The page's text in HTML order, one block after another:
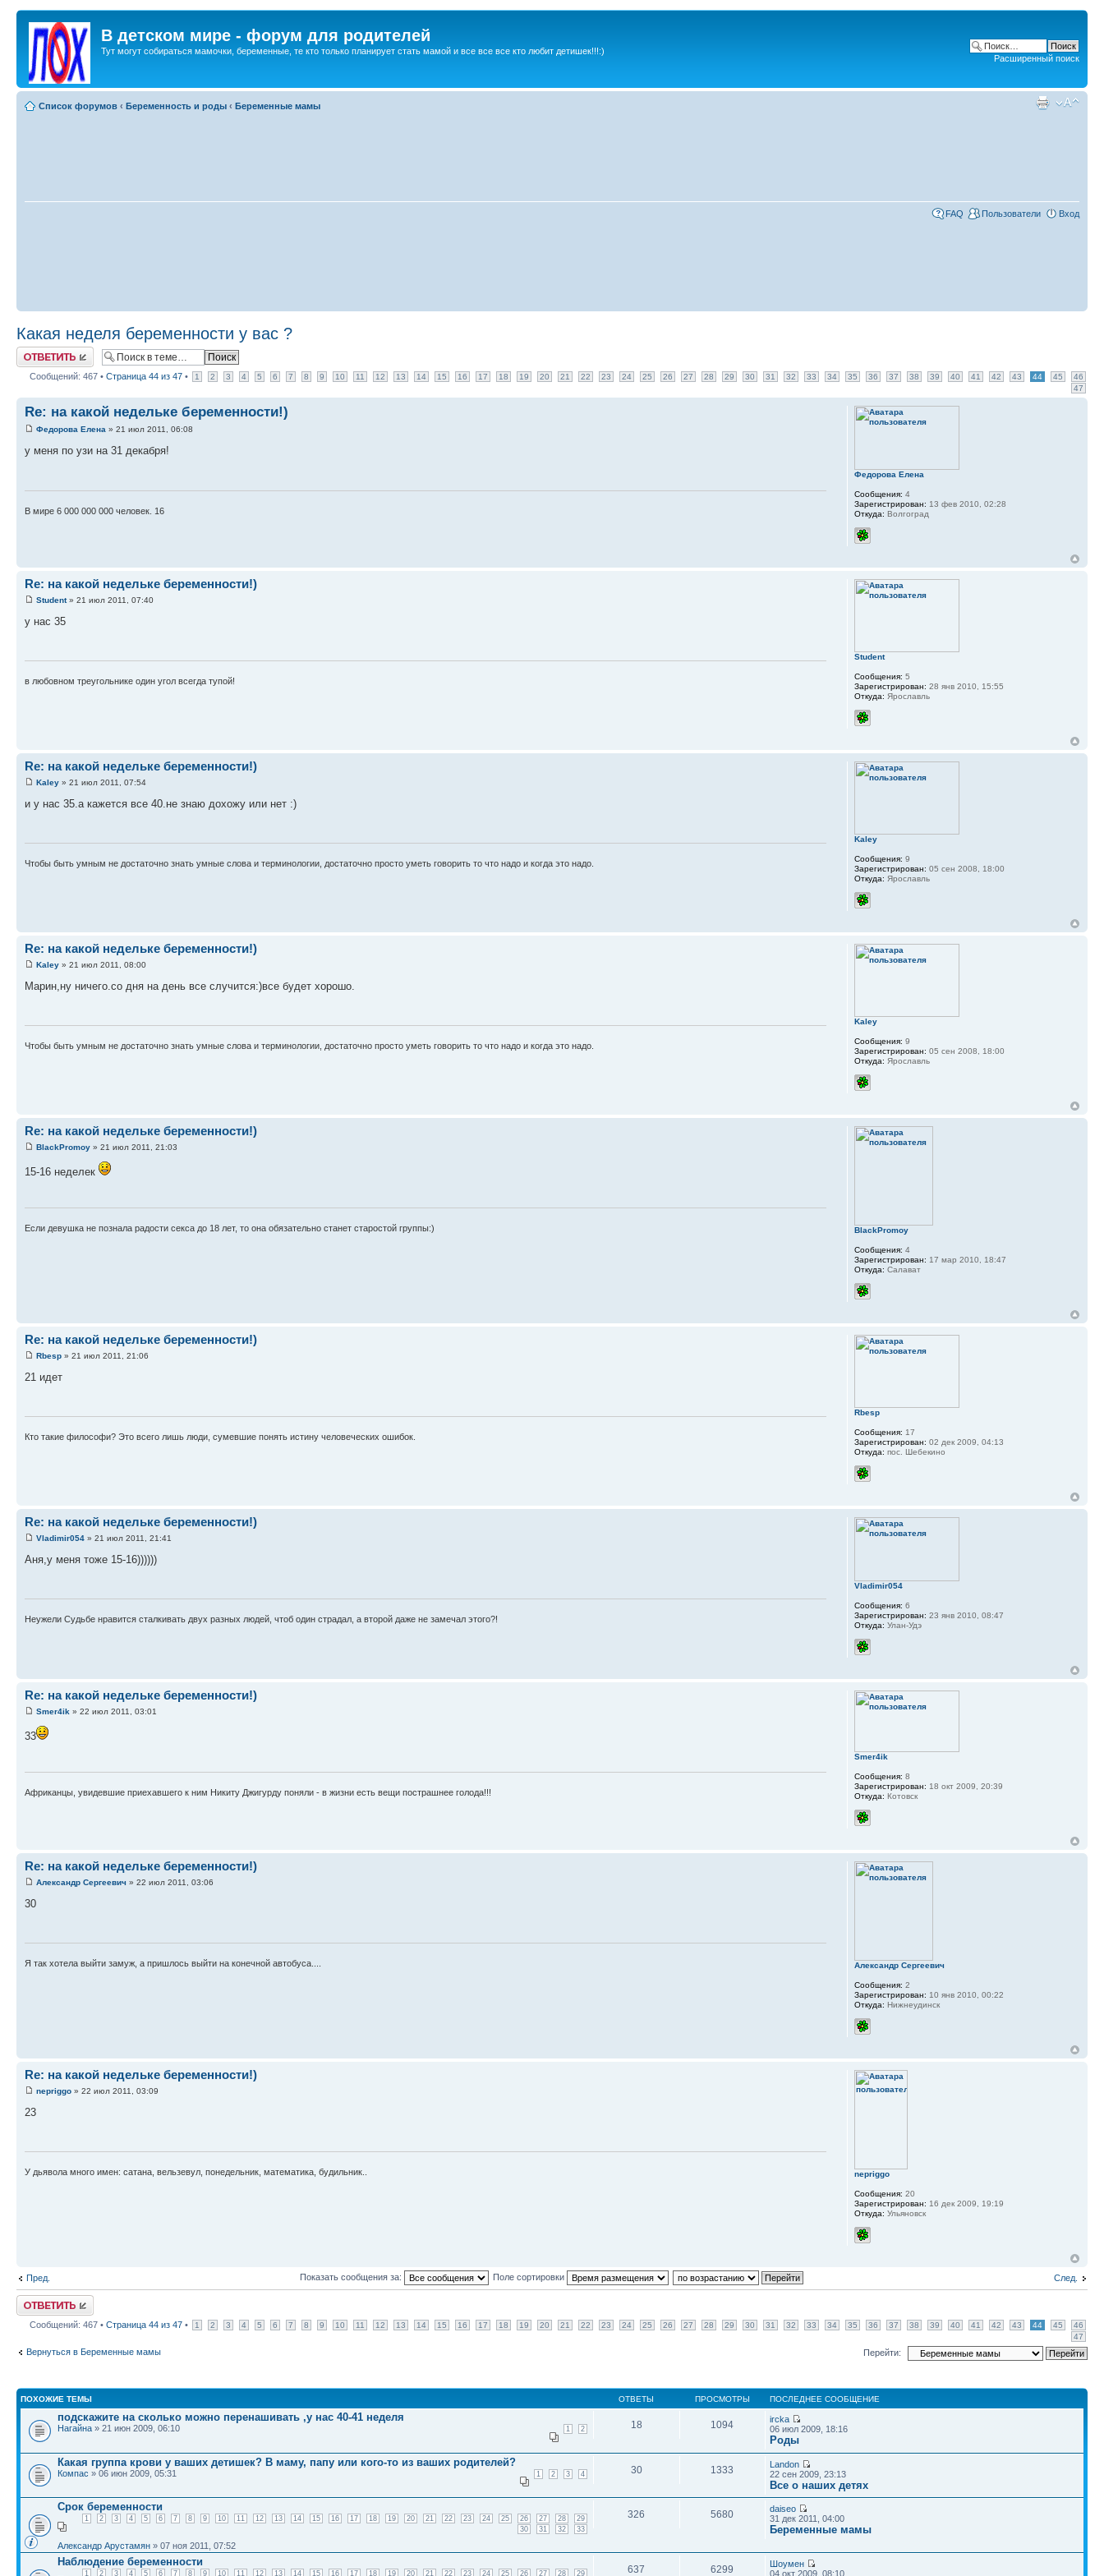
В детском мире - форум для родителей
Тут могут собираться мамочки, беременные, те кто только планирует стать мамой и все все все кто любит детишек!!!:)
Расширенный поиск
Список форумов ‹ Беременность и роды ‹ Беременные мамы
FAQ Пользователи Вход
Какая неделя беременности у вас ?
Ответить
Сообщений: 467 • Страница 44 из 47 • 1 2 3 4 5 6 7 8 9 10 11 12 13 14 15 16 17 18 19 20 21 22 23 24 25 26 27 28 29 30 31 32 33 34 35 36 37 38 39 40 41 42 43 44 45
46
47
Re: на какой недельке беременности!)
Федорова Елена » 21 июл 2011, 06:08
у меня по узи на 31 декабря!
В мире 6 000 000 000 человек. 16
Федорова Елена
Сообщения: 4
Зарегистрирован: 13 фев 2010, 02:28
Откуда: Волгоград
Re: на какой недельке беременности!)
Student» 21 июл 2011, 07:40
у нас 35
в любовном треугольнике один угол всегда тупой!
Student
Сообщения: 5
Зарегистрирован: 28 янв 2010, 15:55
Откуда: Ярославль
Re: на какой недельке беременности!)
Kaley » 21 июл 2011, 07:54
и у нас 35.а кажется все 40.не знаю дохожу или нет :)
Чтобы быть умным не достаточно знать умные слова и терминологии, достаточно просто уметь говорить то что надо и когда это надо.
Kaley
Сообщения: 9
Зарегистрирован: 05 сен 2008, 18:00
Откуда: Ярославль
Re: на какой недельке беременности!)
Kaley » 21 июл 2011, 08:00
Марин,ну ничего.со дня на день все случится:)все будет хорошо.
Чтобы быть умным не достаточно знать умные слова и терминологии, достаточно просто уметь говорить то что надо и когда это надо.
Kaley
Сообщения: 9
Зарегистрирован: 05 сен 2008, 18:00
Откуда: Ярославль
Re: на какой недельке беременности!)
BlackPromoy » 21 июл 2011, 21:03
15-16 неделек
Если девушка не познала радости секса до 18 лет, то она обязательно станет старостой группы:) BlackPromoy
Сообщения: 4
Зарегистрирован: 17 мар 2010, 18:47
Откуда: Салават
Re: на какой недельке беременности!)
Rbesp » 21 июл 2011, 21:06
21 идет
Кто такие философи? Это всего лишь люди, сумевшие понять истину человеческих ошибок.
Rbesp
Сообщения: 17
Зарегистрирован: 02 дек 2009, 04:13
Откуда: пос. Шебекино
Re: на какой недельке беременности!)
Vladimir054 » 21 июл 2011, 21:41
Аня,у меня тоже 15-16))))))
Неужели Судьбе нравится сталкивать двух разных людей, чтоб один страдал, а второй даже не замечал этого?!
Vladimir054
Сообщения: 6
Зарегистрирован: 23 янв 2010, 08:47
Откуда: Улан-Удэ
Re: на какой недельке беременности!)
Smer4ik » 22 июл 2011, 03:01
33
Африканцы, увидевшие приехавшего к ним Никиту Джигурду поняли - в жизни есть вещи пострашнее голода!!!
Smer4ik
Сообщения: 8
Зарегистрирован: 18 окт 2009, 20:39
Откуда: Котовск
Re: на какой недельке беременности!)
Александр Сергеевич » 22 июл 2011, 03:06
30
Я так хотела выйти замуж, а пришлось выйти на конечной автобуса.... Александр Сергеевич
Сообщения: 2
Зарегистрирован: 10 янв 2010, 00:22
Откуда: Нижнеудинск
Re: на какой недельке беременности!)
nepriggo » 22 июл 2011, 03:09
23
У дьявола много имен: сатана, вельзевул, понедельник, математика, будильник.. nepriggo
Сообщения: 20
Зарегистрирован: 16 дек 2009, 19:19
Откуда: Ульяновск
Пред. След.
Показать сообщения за: Поле сортировки
Ответить
Сообщений: 467 • Страница 44 из 47 • 1 2 3 4 5 6 7 8 9 10 11 12 13 14 15 16 17 18 19 20 21 22 23 24 25 26 27 28 29 30 31 32 33 34 35 36 37 38 39 40 41 42 43 44 45
46
47
Вернуться в Беременные мамы Перейти:
ПОХОЖИЕ ТЕМЫ ОТВЕТЫ ПРОСМОТРЫ ПОСЛЕДНЕЕ СООБЩЕНИЕ
подскажите на сколько можно перенашивать ,у нас 40-41 неделя
1 2
Нагайна » 21 июн 2009, 06:10 18 1094
ircka
06 июл 2009, 18:16
Роды
Какая группа крови у ваших детишек? В маму, папу или кого-то из ваших родителей?
1 2 3 4
Компас » 06 июн 2009, 05:31 30 1333
Landon
22 сен 2009, 23:13
Все о наших детях
Срок беременности
1 2 3 4 5 6 7 8 9 10 11 12 13 14 15 16 17 18 19 20 21 22 23 24 25 26 27 28
29
30
31 32 33
Александр Арустамян » 07 ноя 2011, 07:52
326 5680
daiseo
31 дек 2011, 04:00
Беременные мамы
Наблюдение беременности
1 2 3 4 5 6 7 8 9 10 11 12 13 14 15 16 17 18 19 20 21 22 23 24 25 26 27 28
29
637 6299
Шоумен
04 окт 2009, 08:10